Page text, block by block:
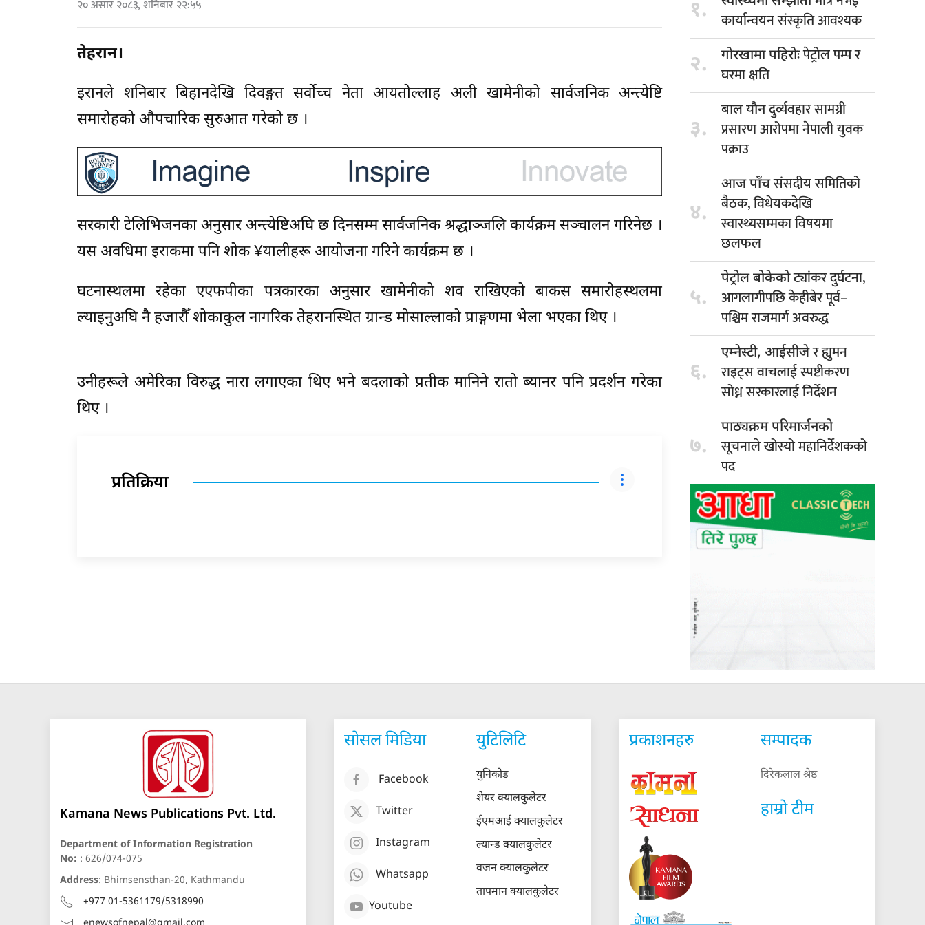
२० असार २०८३, शनिबार २२:५५
तेहरान।
इरानले शनिबार बिहानदेखि दिवङ्गत सर्वोच्च नेता आयतोल्लाह अली खामेनीको सार्वजनिक अन्त्येष्टि
समारोहको औपचारिक सुरुआत गरेको छ ।
सरकारी टेलिभिजनका अनुसार अन्त्येष्टिअघि छ दिनसम्म सार्वजनिक श्रद्धाञ्जलि कार्यक्रम सञ्चालन गरिनेछ ।
यस अवधिमा इराकमा पनि शोक ¥यालीहरू आयोजना गरिने कार्यक्रम छ ।
घटनास्थलमा रहेका एएफपीका पत्रकारका अनुसार खामेनीको शव राखिएको बाकस समारोहस्थलमा
ल्याइनुअघि नै हजारौँ शोकाकुल नागरिक तेहरानस्थित ग्रान्ड मोसाल्लाको प्राङ्गणमा भेला भएका थिए ।
उनीहरूले अमेरिका विरुद्ध नारा लगाएका थिए भने बदलाको प्रतीक मानिने रातो ब्यानर पनि प्रदर्शन गरेका
थिए ।
प्रतिक्रिया
१.
कार्यान्वयन संस्कृति आवश्यक
२. गोरखामा पहिरोःपेट्रोल पम्प र
घरमा क्षति
३.
बाल यौनदुर्व्यवहार सामग्री
प्रसारण आरोपमा नेपाली युवक
पक्राउ
४.
आज पाँचसंसदीय समितिको
बैठक, विधेयकदेखि
स्वास्थ्यसम्मका विषयमा
छलफल
५.
पेट्रोल बोकेकोट्यांकर दुर्घटना,
आगलागीपछि केहीबेर पूर्व–
पश्चिम राजमार्ग अवरुद्ध
६.
एम्नेस्टी, आईसीजेर ह्युमन
राइट्स वाचलाई स्पष्टीकरण
सोध्न सरकारलाई निर्देशन
७.
पाठ्यक्रम परिमार्जनको
सूचनाले खोस्यो महानिर्देशकको
पद
Kamana News Publications Pvt. Ltd.
Department of Information Registration
No: : 626/074-075
Address: Bhimsensthan-20, Kathmandu
+977 01-5361179/5318990
सोसल मिडिया
Facebook
Twitter
Instagram
Whatsapp
Youtube
युटिलिटि
युनिकोड
शेयर क्यालकुलेटर
ईएमआई क्यालकुलेटर
ल्यान्ड क्यालकुलेटर
वजन क्यालकुलेटर
तापमान क्यालकुलेटर
प्रकाशनहरु सम्पादक
दिरेकलाल श्रेष्ठ
हाम्रो टीम